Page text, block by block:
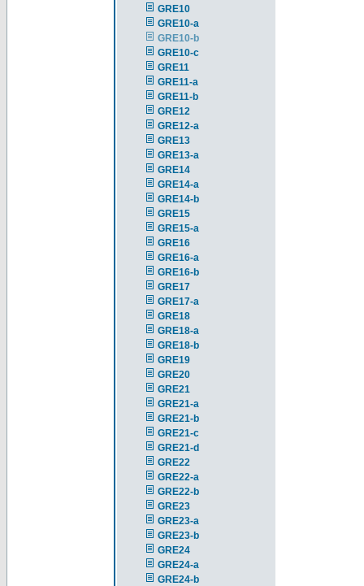
GRE10
GRE10-a
GRE10-b
GRE10-c
GRE11
GRE11-a
GRE11-b
GRE12
GRE12-a
GRE13
GRE13-a
GRE14
GRE14-a
GRE14-b
GRE15
GRE15-a
GRE16
GRE16-a
GRE16-b
GRE17
GRE17-a
GRE18
GRE18-a
GRE18-b
GRE19
GRE20
GRE21
GRE21-a
GRE21-b
GRE21-c
GRE21-d
GRE22
GRE22-a
GRE22-b
GRE23
GRE23-a
GRE23-b
GRE24
GRE24-a
GRE24-b